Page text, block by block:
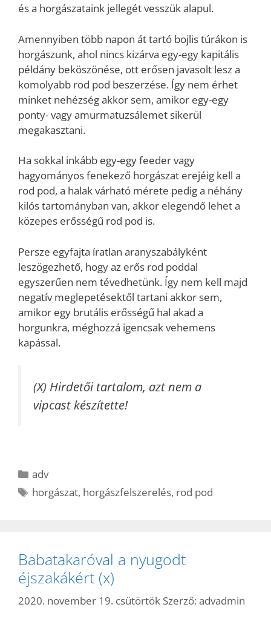
és a horgászataink jellegét vesszük alapul.
Amennyiben több napon át tartó bojlis túrákon is
horgászunk, ahol nincs kizárva egy-egy kapitális
példány beköszönése, ott erősen javasolt lesz a
komolyabb rod pod beszerzése. Így nem érhet
minket nehézség akkor sem, amikor egy-egy
ponty- vagy amurmatuzsálemet sikerül
megakasztani.
Ha sokkal inkább egy-egy feeder vagy
hagyományos fenekező horgászat erejéig kell a
rod pod, a halak várható mérete pedig a néhány
kilós tartományban van, akkor elegendő lehet a
közepes erősségű rod pod is.
Persze egyfajta íratlan aranyszabályként
leszögezhető, hogy az erős rod poddal
egyszerűen nem tévedhetünk. Így nem kell majd
negatív meglepetésektől tartani akkor sem,
amikor egy brutális erősségű hal akad a
horgunkra, méghozzá igencsak vehemens
kapással.
(X) Hirdetői tartalom, azt nem a
vipcast készítette!
Kategória
adv
Címkék
horgászat, horgászfelszerelés, rod pod
Babatakaróval a nyugodt
éjszakákért (x)
2020. november 19. csütörtök Szerző: advadmin